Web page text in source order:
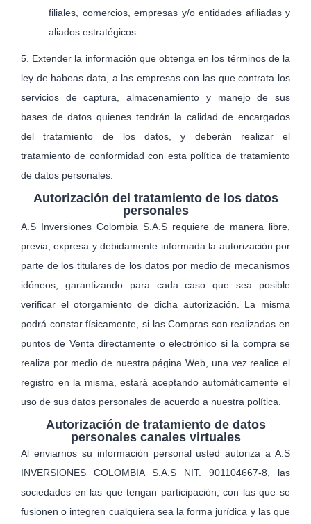
filiales, comercios, empresas y/o entidades afiliadas y
aliados estratégicos.
5. Extender la información que obtenga en los términos de la
ley de habeas data, a las empresas con las que contrata los
servicios de captura, almacenamiento y manejo de sus
bases de datos quienes tendrán la calidad de encargados
del tratamiento de los datos, y deberán realizar el
tratamiento de conformidad con esta política de tratamiento
de datos personales.
Autorización del tratamiento de los datos
personales
A.S Inversiones Colombia S.A.S requiere de manera libre,
previa, expresa y debidamente informada la autorización por
parte de los titulares de los datos por medio de mecanismos
idóneos, garantizando para cada caso que sea posible
verificar el otorgamiento de dicha autorización. La misma
podrá constar físicamente, si las Compras son realizadas en
puntos de Venta directamente o electrónico si la compra se
realiza por medio de nuestra página Web, una vez realice el
registro en la misma, estará aceptando automáticamente el
uso de sus datos personales de acuerdo a nuestra política.
Autorización de tratamiento de datos
personales canales virtuales
Al enviarnos su información personal usted autoriza a A.S
INVERSIONES COLOMBIA S.A.S NIT. 901104667-8, las
sociedades en las que tengan participación, con las que se
fusionen o integren cualquiera sea la forma jurídica y las que